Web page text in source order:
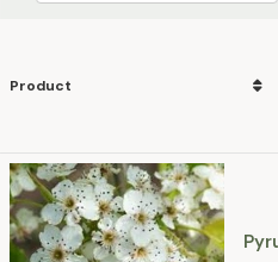
Product